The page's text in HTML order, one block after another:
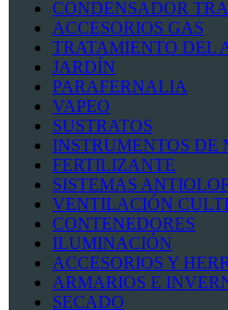
CONDENSADOR
ACCESORIOS GAS
TRATAMIENTO DEL
JARDÍN
PARAFERNALIA
VAPEO
SUSTRATOS
INSTRUMENTOS DE
FERTILIZANTE
SISTEMAS
VENTILACIÓN
CONTENEDORES
ILUMINACIÓN
ACCESORIOS Y
ARMARIOS E
SECADO